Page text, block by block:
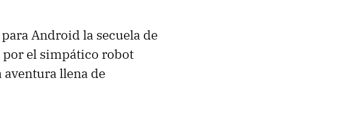
Android la secuela de
por el simpático robot
llena de